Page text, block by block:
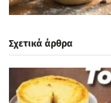
Σχετικά άρθρα